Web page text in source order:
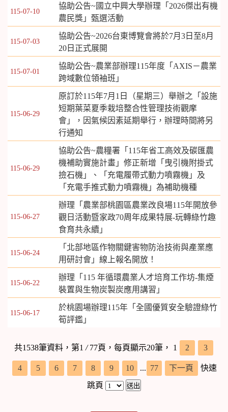
115-07-10
協助公告~國立中興大學辦理「2026傑出有機
農民獎」甄選活動
115-07-03
協助公告~2026台東博覽會將於7月3日至8月
20日正式展開
115-07-01
協助公告~農業部辦理115年度「AXIS－農業
跨域數位領袖班」
115-06-29
原訂於115年7月1日（星期三）舉辦之「設施
短期葉菜夏季栽培整合性管理技術觀摩
會」，因氣候因素延期舉行，辦理時間將另
行通知
115-06-29
協助公告~農糧署「115年省工高效及碳匯農
機補助實施計畫」修正新增「曳引機附掛式
撿石機」、「充電履帶式動力噴霧機」及
「充電手推式動力噴霧機」為補助機種
115-06-27
辦理「農業部桃園區農業改良場115年開放參
觀日活動暨家政70周年成果特展-玩轉綠竹趣
食育共永續」
115-06-24
「北部地區作物關鍵害物防治技術與產業應
用研討會」線上報名開放！
115-06-22
辦理「115 年循環農業人才培育工作坊-集煙
裝置與生物炭製炭應用講習」
115-06-17
於桃園場辦理115年「全國優質安全驗證綠竹
筍評鑑」
共1538筆資料，第1 /77頁，每頁顯示20筆， 1 2 3
4 5 6 7 8 9 10 ... 77 下一頁
快速
跳頁